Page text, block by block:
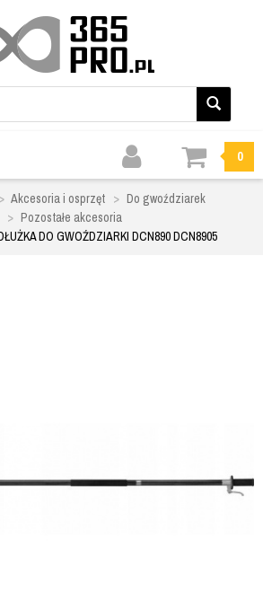
0
Akcesoria i osprzęt
Do gwoździarek
Pozostałe akcesoria
DO GWOŹDZIARKI DCN890 DCN8905